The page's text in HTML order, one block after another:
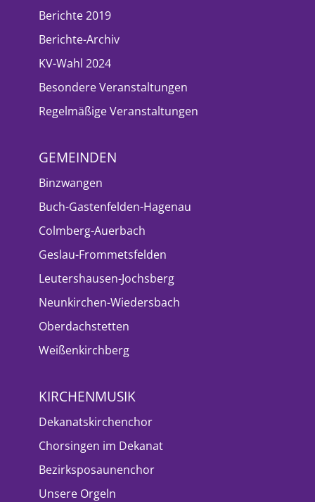
Berichte 2019
Berichte-Archiv
KV-Wahl 2024
Besondere Veranstaltungen
Regelmäßige Veranstaltungen
GEMEINDEN
Binzwangen
Buch-Gastenfelden-Hagenau
Colmberg-Auerbach
Geslau-Frommetsfelden
Leutershausen-Jochsberg
Neunkirchen-Wiedersbach
Oberdachstetten
Weißenkirchberg
KIRCHENMUSIK
Dekanatskirchenchor
Chorsingen im Dekanat
Bezirksposaunenchor
Unsere Orgeln